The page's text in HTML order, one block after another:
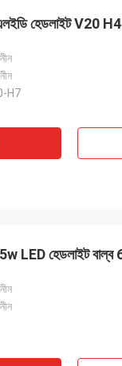
এলইডি হেডলাইট
H7
হেডলাইট বাল্ব